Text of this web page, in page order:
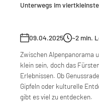
Unterwegs im
09.04.2025 ~2 min.
Zwischen Alpenpanorama
klein sein, doch das
Erlebnissen. Ob
Gipfeln oder kulturelle
gibt es viel zu entdecken.